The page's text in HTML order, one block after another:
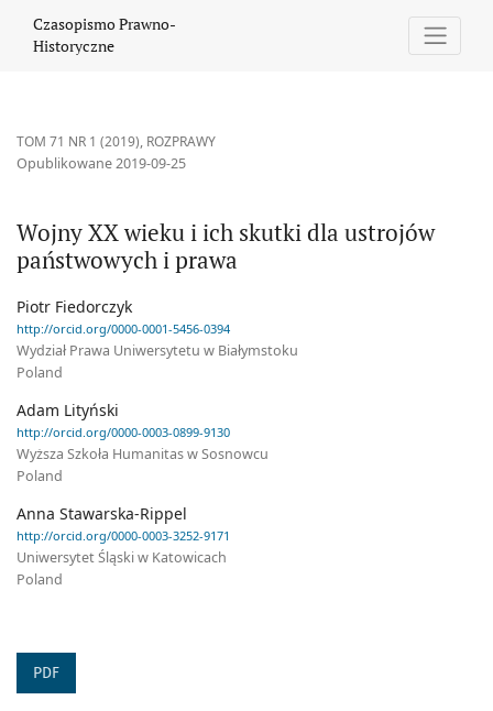
Czasopismo Prawno-
Historyczne
TOM 71 NR 1 (2019), ROZPRAWY
Wojny XX wieku i ich skutki dla ustrojów
państwowych i prawa
Opublikowane 2019-09-25
Piotr Fiedorczyk
http://orcid.org/0000-0001-5456-0394
Wydział Prawa Uniwersytetu w Białymstoku
Poland
Adam Lityński
http://orcid.org/0000-0003-0899-9130
Wyższa Szkoła Humanitas w Sosnowcu
Poland
Anna Stawarska-Rippel
http://orcid.org/0000-0003-3252-9171
Uniwersytet Śląski w Katowicach
Poland
PDF